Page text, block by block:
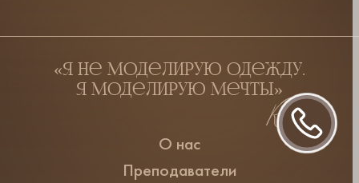
«Я не моделирую одежду.
Я моделирую мечты»
О нас
Преподаватели